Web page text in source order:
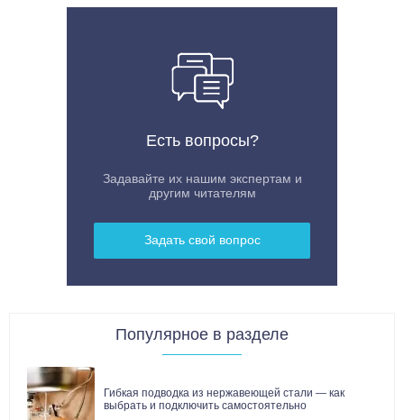
Есть вопросы?
Задавайте их нашим экспертам и
другим читателям
Задать свой вопрос
Популярное в разделе
Гибкая подводка из нержавеющей стали — как
выбрать и подключить самостоятельно